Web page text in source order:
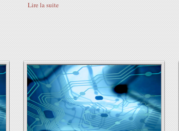
Lire la suite